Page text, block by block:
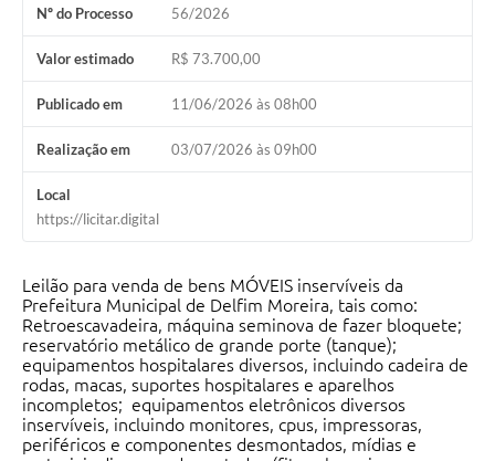
JORNADA DO PATRIMÔNIO
Contratos
Nº do Processo 56/2026
Valor estimado R$ 73.700,00
Publicado em 11/06/2026 às 08h00
Realização em 03/07/2026 às 09h00
Local
https://licitar.digital
Leilão para venda de bens MÓVEIS inservíveis da
Prefeitura Municipal de Delfim Moreira, tais como:
Retroescavadeira, máquina seminova de fazer bloquete;
reservatório metálico de grande porte (tanque);
equipamentos hospitalares diversos, incluindo cadeira de
rodas, macas, suportes hospitalares e aparelhos
incompletos; equipamentos eletrônicos diversos
inservíveis, incluindo monitores, cpus, impressoras,
periféricos e componentes desmontados, mídias e